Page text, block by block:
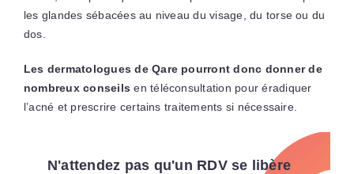
les glandes sébacées au niveau du visage, du torse ou du
dos.
Les dermatologues de Qare pourront donc donner de
nombreux conseils en téléconsultation pour éradiquer
l’acné et prescrire certains traitements si nécessaire.
N'attendez pas qu'un RDV se libère